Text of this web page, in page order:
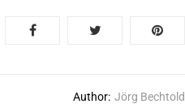
Author: Jörg Bechtold